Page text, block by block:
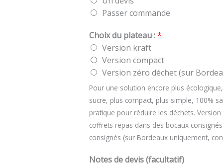
Passer commande
Choix du plateau :*
Version kraft
Version compact
Version zéro déchet (sur
Pour une solution encore plus
sucre, plus compact, plus simple, 100%
pratique pour réduire les déchets.
coffrets repas dans des bocaux
consignés (sur Bordeaux uniquement,
Notes de devis (facultatif)